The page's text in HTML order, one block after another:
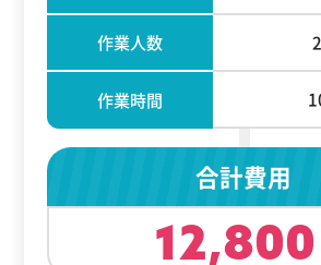
作業人数
作業時間
合計費用
12,800